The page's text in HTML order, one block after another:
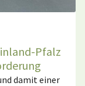
Pfalz
damit einer